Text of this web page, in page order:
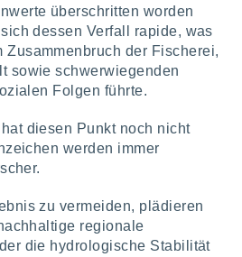
überschritten worden
dessen Verfall rapide, was
Zusammenbruch der Fischerei,
sowie schwerwiegenden
Folgen führte.
diesen Punkt noch nicht
werden immer
zu vermeiden, plädieren
regionale
die hydrologische Stabilität